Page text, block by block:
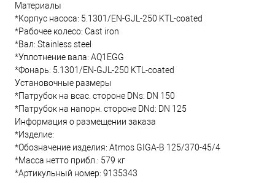
Материалы
*Корпус насоса: 5.1301/EN-GJL-250 KTL-coated
*Рабочее колесо: Cast iron
*Вал: Stainless steel
*Уплотнение вала: AQ1EGG
*Фонарь: 5.1301/EN-GJL-250 KTL-coated
Установочные размеры
*Патрубок на всас. стороне DNs: DN 150
*Патрубок на напорн. стороне DNd: DN 125
Информация о размещении заказа
*Изделие:
*Обозначение изделия: Atmos GIGA-B 125/370-45/4
*Масса нетто прибл.: 579 кг
*Артикульный номер: 9135343